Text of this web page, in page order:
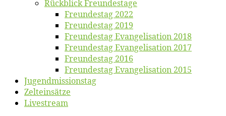
Rück­blick Freundestage
Freun­des­tag 2022
Freun­des­tag 2019
Freun­des­tag Evan­ge­li­sa­ti­on 2018
Freun­des­tag Evan­ge­li­sa­ti­on 2017
Freun­des­tag 2016
Freun­des­tag Evan­ge­li­sa­ti­on 2015
Jugend­mis­sions­tag
Zelt­ein­sät­ze
Live­stream